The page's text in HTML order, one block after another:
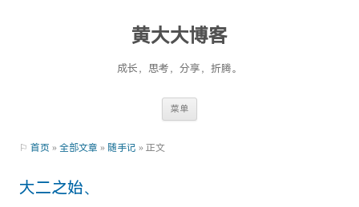
黄大大博客
成长，思考，分享，折腾。
菜单
⚐ 首页 » 全部文章 » 随手记 » 正文
大二之始、